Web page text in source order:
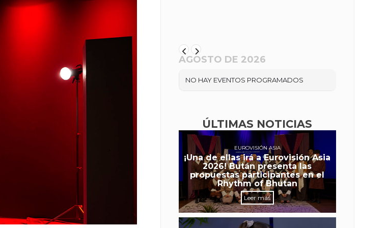
AGOSTO DE 2026
NO HAY EVENTOS PROGRAMADOS
ÚLTIMAS NOTICIAS
EUROVISIÓN ASIA
¡Una de ellas irá a Eurovisión Asia
2026! Bután presenta las
propuestas participantes en el
Rhythm of Bhutan
Leer más